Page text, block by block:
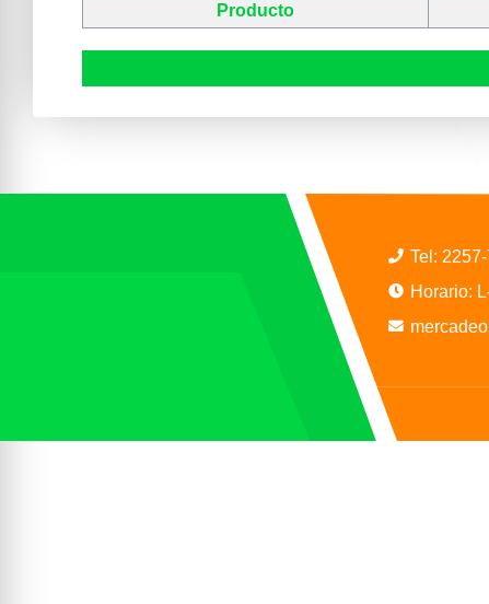
Producto
Tel:
Horario: